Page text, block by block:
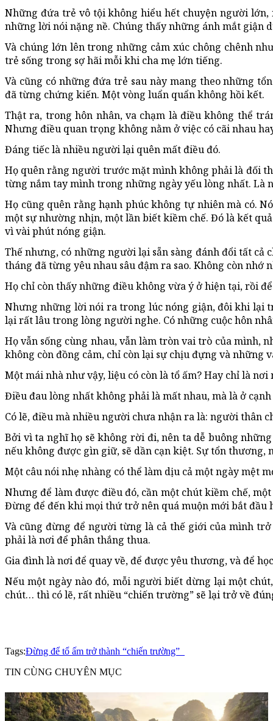
Những đứa trẻ vô tội không hiểu hết chuyện người
những lời nói nặng nề. Chúng thấy những ánh mắt giận
Và chúng lớn lên trong những cảm xúc chông chênh
trẻ sống trong sợ hãi mỗi khi cha mẹ lớn tiếng.
Và cũng có những đứa trẻ sau này mang theo những
đã từng chứng kiến. Một vòng luẩn quẩn không hồi kết.
Thật ra, trong hôn nhân, va chạm là điều không thể
Nhưng điều quan trọng không nằm ở việc có cãi nhau
Đáng tiếc là nhiều người lại quên mất điều đó.
Họ quên rằng người trước mặt mình không phải là đối
từng nắm tay mình trong những ngày yếu lòng nhất.
Họ cũng quên rằng hạnh phúc không tự nhiên mà có.
một sự nhường nhịn, một lần biết kiềm chế. Đó là kết
vì vài phút nóng giận.
Thế nhưng, có những người lại sẵn sàng đánh đổi tất
tháng đã từng yêu nhau sâu đậm ra sao. Không còn
Họ chỉ còn thấy những điều không vừa ý ở hiện tại, rồi
Nhưng những lời nói ra trong lúc nóng giận, đôi khi lại
lại rất lâu trong lòng người nghe. Có những cuộc hôn
Họ vẫn sống cùng nhau, vẫn làm tròn vai trò của mình,
không còn đồng cảm, chỉ còn lại sự chịu đựng và những
Một mái nhà như vậy, liệu có còn là tổ ấm? Hay chỉ là
Điều đau lòng nhất không phải là mất nhau, mà là ở
Có lẽ, điều mà nhiều người chưa nhận ra là: người
Bởi vì ta nghĩ họ sẽ không rời đi, nên ta dễ buông
nếu không được gìn giữ, sẽ dần cạn kiệt. Sự tổn
Một câu nói nhẹ nhàng có thể làm dịu cả một ngày mệt
Nhưng để làm được điều đó, cần một chút kiềm chế,
Đừng để đến khi mọi thứ trở nên quá muộn mới bắt
Và cũng đừng để người từng là cả thế giới của mình
phải là nơi để phân thắng thua.
Gia đình là nơi để quay về, để được yêu thương, và để
Nếu một ngày nào đó, mỗi người biết dừng lại một
chút… thì có lẽ, rất nhiều “chiến trường” sẽ lại trở về
Tags:Đừng để tổ ấm trở thành “chiến trường”
TIN CÙNG CHUYÊN MỤC